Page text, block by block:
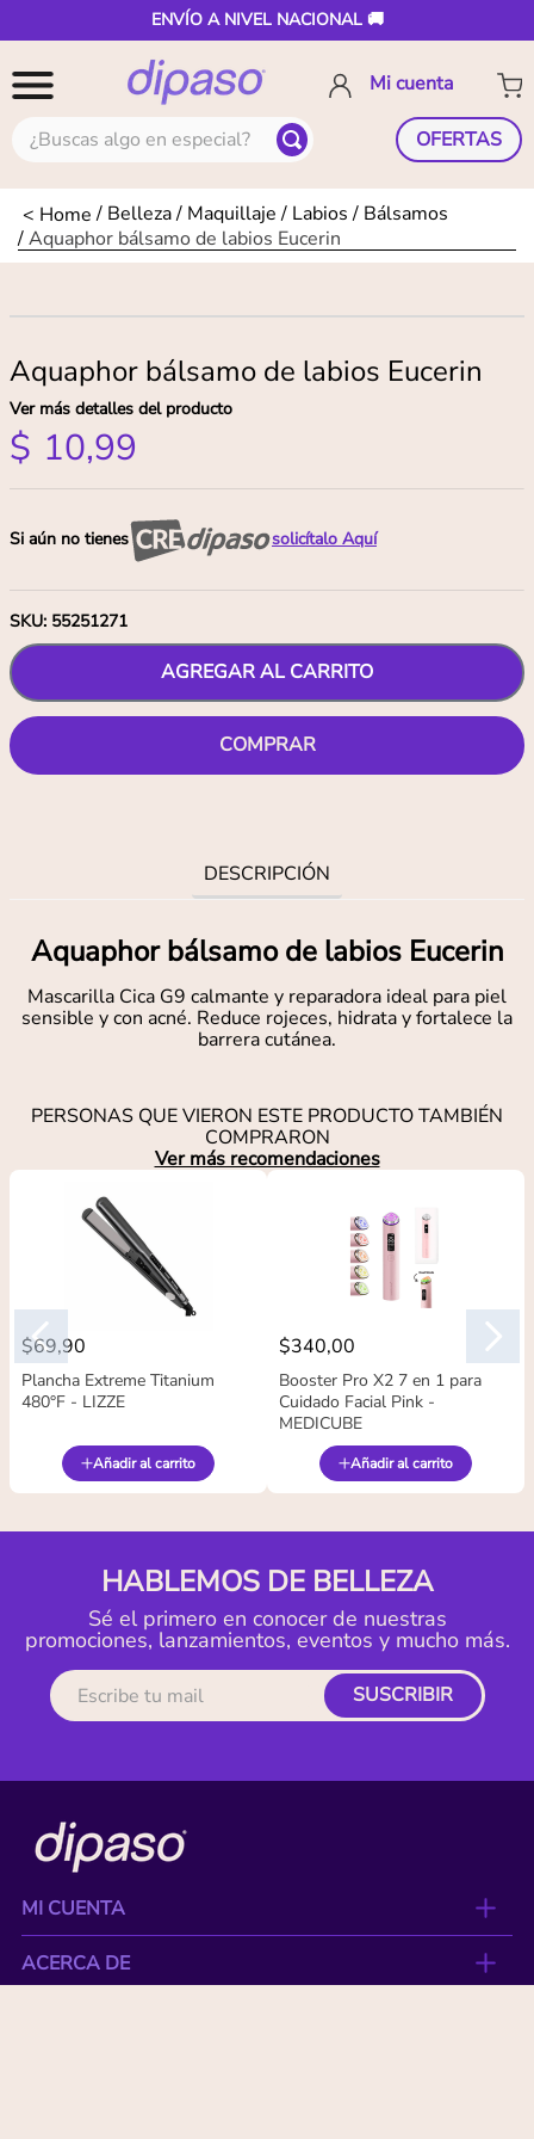
ENVÍO A NIVEL NACIONAL 🚚
¿Buscas algo en especial? OFERTAS
Belleza Maquillaje Labios
Bálsamos
Aquaphor bálsamo de labios Eucerin
Aquaphor bálsamo de labios Eucerin
Ver más detalles del producto
$ 10,99
Si aún no tienes solicítalo Aquí
SKU: 55251271
AGREGAR AL CARRITO
COMPRAR
DESCRIPCIÓN
Aquaphor bálsamo de labios Eucerin
Mascarilla Cica G9 calmante y reparadora ideal para piel
sensible y con acné. Reduce rojeces, hidrata y fortalece la
barrera cutánea.
PERSONAS QUE VIERON ESTE PRODUCTO TAMBIÉN
COMPRARON
Ver más recomendaciones
$69,90
Plancha Extreme Titanium
480°F - LIZZE
Añadir al carrito
$340,00
Booster Pro X2 7 en 1 para
Cuidado Facial Pink -
MEDICUBE
Añadir al carrito
HABLEMOS DE BELLEZA
Sé el primero en conocer de nuestras
promociones, lanzamientos, eventos y mucho más.
SUSCRIBIR
MI CUENTA
ACERCA DE